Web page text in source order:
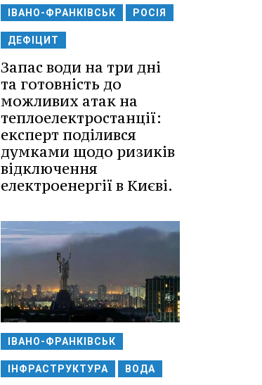
ІВАНО-ФРАНКІВСЬК РОСІЯ
ДЕФІЦИТ
Запас води на три дні
та готовність до
можливих атак на
теплоелектростанції:
експерт поділився
думками щодо ризиків
відключення
електроенергії в Києві.
ІВАНО-ФРАНКІВСЬК
ІНФРАСТРУКТУРА ВОДА